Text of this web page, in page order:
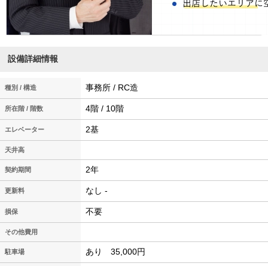
設備詳細情報
種別 / 構造 事務所 / RC造
所在階 / 階数 4階 / 10階
エレベーター 2基
天井高
契約期間 2年
更新料 なし -
損保 不要
その他費用
駐車場 あり 35,000円